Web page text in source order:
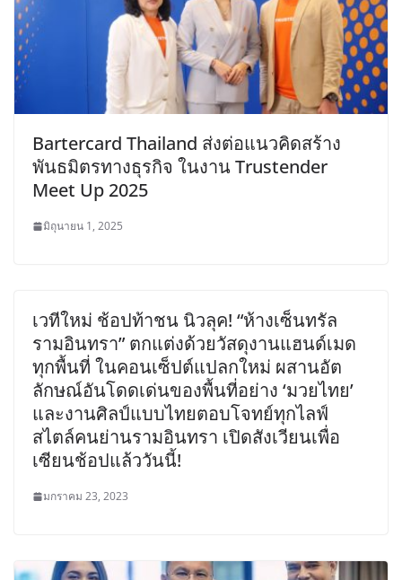
Bartercard Thailand ส่งต่อแนวคิดสร้าง
พันธมิตรทางธุรกิจ ในงาน Trustender
Meet Up 2025
มิถุนายน 1, 2025
เวทีใหม่ ช้อปท้าชน นิวลุค! “ห้างเซ็นทรัล
รามอินทรา” ตกแต่งด้วยวัสดุงานแฮนด์เมด
ทุกพื้นที่ ในคอนเซ็ปต์แปลกใหม่ ผสานอัต
ลักษณ์อันโดดเด่นของพื้นที่อย่าง ‘มวยไทย’
และงานศิลป์แบบไทยตอบโจทย์ทุกไลฟ์
สไตล์คนย่านรามอินทรา เปิดสังเวียนเพื่อ
เซียนช้อปแล้ววันนี้!
มกราคม 23, 2023